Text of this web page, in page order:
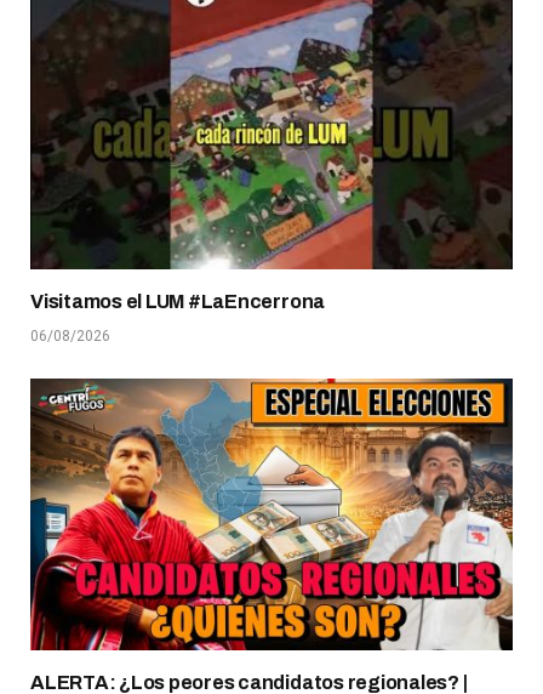
Visitamos el LUM #LaEncerrona
06/08/2026
ALERTA: ¿Los peores candidatos regionales? |